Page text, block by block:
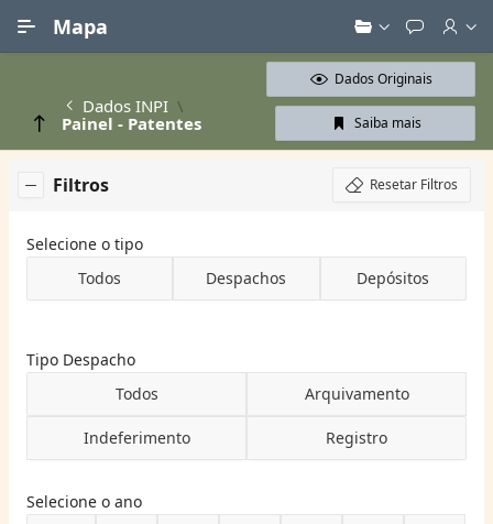
Mapa
Dados INPI
Painel - Patentes
Dados Originais
Saiba mais
Filtros Resetar Filtros
Selecione o tipo
Todos
Despachos Depósitos
Tipo Despacho
Todos
Arquivamento
Indeferimento Registro
Selecione o ano